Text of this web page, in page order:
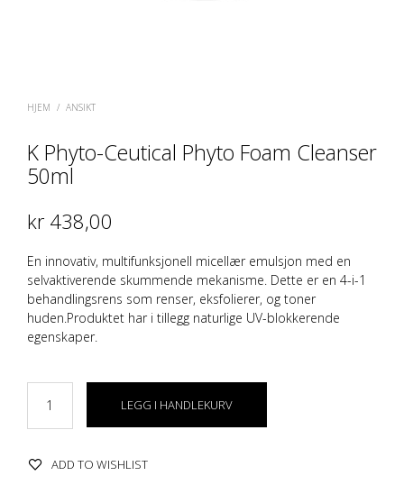
HJEM / ANSIKT
K Phyto-Ceutical Phyto Foam Cleanser
50ml
kr 438,00
En innovativ, multifunksjonell micellær emulsjon med en
selvaktiverende skummende mekanisme. Dette er en 4-i-1
behandlingsrens som renser, eksfolierer, og toner
huden.Produktet har i tillegg naturlige UV-blokkerende
egenskaper.
LEGG I HANDLEKURV
ADD TO WISHLIST